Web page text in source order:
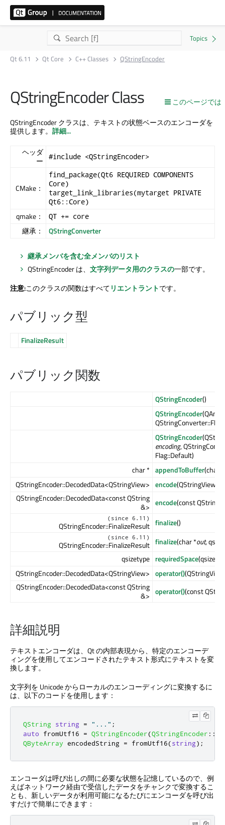
Qt 6.11 Qt Core C++ Classes QStringEncoder
このページでは
QStringEncoder Class
QStringEncoder クラスは、テキストの状態ベースのエンコーダを
提供します。 詳細...
ヘッダ
ー
#include <QStringEncoder>
CMake：
find_package(Qt6 REQUIRED COMPONENTS
Core)
target_link_libraries(mytarget PRIVATE
Qt6::Core)
qmake： QT += core
継承： QStringConverter
継承メンバを含む全メンバのリスト
QStringEncoder は、 文字列データ用のクラスの一部です。
注意:このクラスの関数はすべてリエントラントです。
パブリック型
FinalizeResult
パブリック関数
QStringEncoder()
QStringEncoder
QStringEncoder
encoding,
Flag::Default)
char * appendToBuffer(char *
QStringEncoder::DecodedData<QStringView> encode(QStringView
QStringEncoder::DecodedData<const QString
&> encode(const QString
(since 6.11)
QStringEncoder::FinalizeResult finalize()
(since 6.11)
QStringEncoder::FinalizeResult finalize(char *out,
qsizetype requiredSpace
QStringEncoder::DecodedData<QStringView> operator()(QStringView
QStringEncoder::DecodedData<const QString
&> operator()(const
詳細説明
テキストエンコーダは、Qt の内部表現から、特定のエンコーデ
ィングを使用してエンコードされたテキスト形式にテキストを変
換します。
文字列を Unicode からローカルのエンコーディングに変換するに
は、以下のコードを使用します：
QString string = "..." ;
auto fromUtf16 = QStringEncoder(QStringEncoder ::
QByteArray encodedString = fromUtf16(string);
エンコーダは呼び出しの間に必要な状態を記憶しているので、例
えばネットワーク経由で受信したデータをチャンクで変換するこ
とも、新しいデータが利用可能になるたびにエンコーダを呼び出
すだけで簡単にできます：